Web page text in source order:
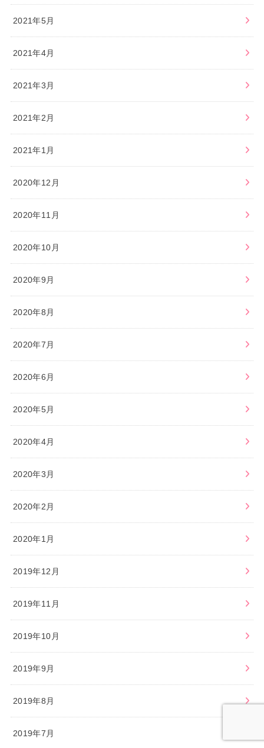
2021年5月
2021年4月
2021年3月
2021年2月
2021年1月
2020年12月
2020年11月
2020年10月
2020年9月
2020年8月
2020年7月
2020年6月
2020年5月
2020年4月
2020年3月
2020年2月
2020年1月
2019年12月
2019年11月
2019年10月
2019年9月
2019年8月
2019年7月